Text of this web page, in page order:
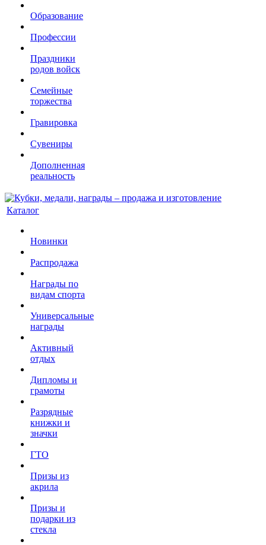
Образование
Профессии
Праздники
родов войск
Семейные
торжества
Гравировка
Сувениры
Дополненная
реальность
Каталог
Новинки
Распродажа
Награды по
видам спорта
Универсальные
награды
Активный
отдых
Дипломы и
грамоты
Разрядные
книжки и
значки
ГТО
Призы из
акрила
Призы и
подарки из
стекла